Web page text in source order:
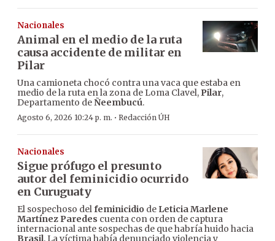
Nacionales
Animal en el medio de la ruta
causa accidente de militar en
Pilar
Una camioneta chocó contra una vaca que estaba en
medio de la ruta en la zona de Loma Clavel, Pilar,
Departamento deÑeembucú.
Agosto 6, 2026 10:24 p. m. · Redacción ÚH
Nacionales
Sigue prófugo el presunto
autor del feminicidio ocurrido
en Curuguaty
El sospechoso delfeminicidio de Leticia Marlene
Martínez Paredes cuenta con orden de captura
internacional ante sospechas de que habría huido hacia
Brasil. La víctima había denunciado violencia y